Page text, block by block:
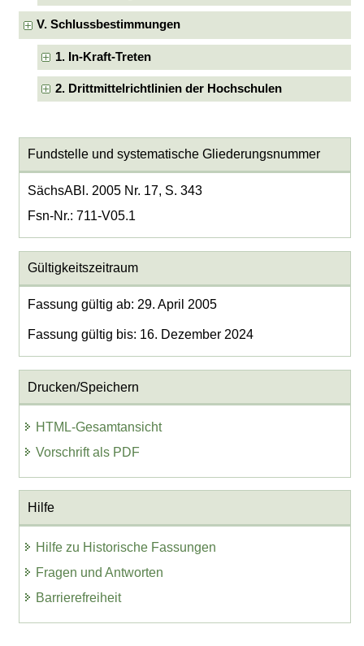
V. Schlussbestimmungen
1. In-Kraft-Treten
2. Drittmittelrichtlinien der Hochschulen
Fundstelle und systematische Gliederungsnummer
SächsABl. 2005 Nr. 17, S. 343
Fsn-Nr.: 711-V05.1
Gültigkeitszeitraum
Fassung gültig ab: 29. April 2005
Fassung gültig bis: 16. Dezember 2024
Drucken/Speichern
HTML-Gesamtansicht
Vorschrift als PDF
Hilfe
Hilfe zu Historische Fassungen
Fragen und Antworten
Barrierefreiheit